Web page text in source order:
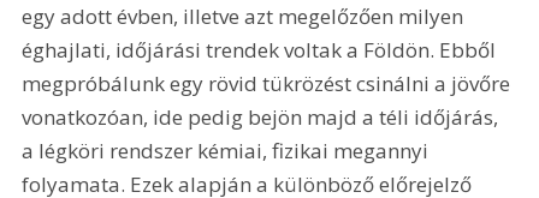
egy adott évben, illetve azt megelőzően milyen
éghajlati, időjárási trendek voltak a Földön. Ebből
megpróbálunk egy rövid tükrözést csinálni a jövőre
vonatkozóan, ide pedig bejön majd a téli időjárás,
a légköri rendszer kémiai, fizikai megannyi
folyamata. Ezek alapján a különböző előrejelző